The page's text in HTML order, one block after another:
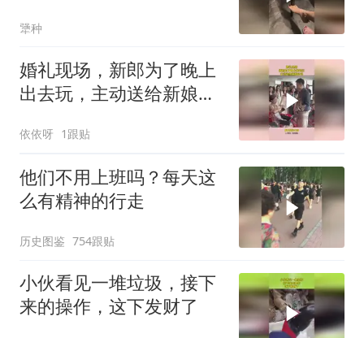
犟种
婚礼现场，新郎为了晚上
出去玩，主动送给新娘包
依依呀 1跟贴
他们不用上班吗？每天这
么有精神的行走
历史图鉴 754跟贴
小伙看见一堆垃圾，接下
来的操作，这下发财了